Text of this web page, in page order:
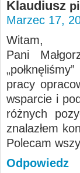
Klaudiusz
Marzec 17,
Witam,
Pani
pracy
wsparcie i
różnych
znalazłem
Polecam
Odpowiedz